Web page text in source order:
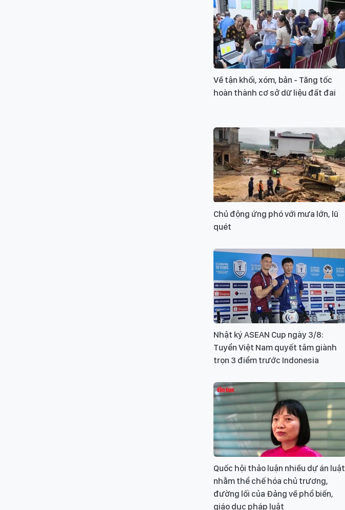
Về tận khối, xóm, bản - Tăng tốc
hoàn thành cơ sở dữ liệu đất đai
Chủ động ứng phó với mưa lớn, lũ
quét
Nhật ký ASEAN Cup ngày 3/8:
Tuyển Việt Nam quyết tâm giành
trọn 3 điểm trước Indonesia
Quốc hội thảo luận nhiều dự án luật
nhằm thể chế hóa chủ trương,
đường lối của Đảng về phổ biến,
giáo dục pháp luật